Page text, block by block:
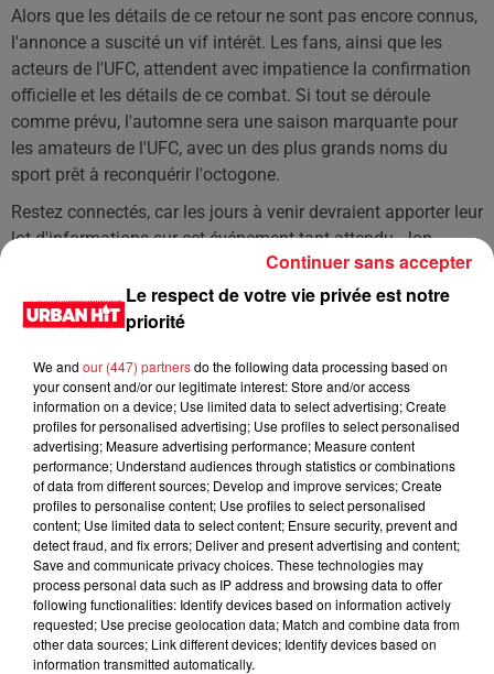
Alors que les détails de ce retour ne sont pas encore connus,
l'annonce a suscité un vif intérêt. Les fans, ainsi que les
acteurs de l'UFC, attendent avec impatience la confirmation
officielle et les détails de ce combat. Si tout se déroule
comme prévu, l'automne sera une saison marquante pour
les amateurs de l'UFC, avec un des plus grands noms du
sport prêt à reconquérir l'octogone.
Restez connectés, car les jours à venir devraient apporter leur
lot d'informations sur cet événement tant attendu. Jon
Jones, connu pour son talent et son charisme, saura sans
doute faire de ce retour un moment inoubliable pour le sport
de combat.
LES DERNIÈRES NEWS Voir plus
Jay-Z se bat contre la grand-mère
d'un homme prétendant être son fils
Cassie met fin à une ex-escorte
masculine dans sa bataille...
Le respect de votre vie privée est notre
priorité
We and our (447) partnersdo the following data processing based on
your consent and/or our legitimate interest: Store and/or access
information on a device; Use limited data to select advertising; Create
profiles for personalised advertising; Use profiles to select personalised
advertising; Measure advertising performance; Measure content
performance; Understand audiences through statistics or combinations
of data from different sources; Develop and improve services; Create
profiles to personalise content; Use profiles to select personalised
content; Use limited data to select content; Ensure security, prevent and
detect fraud, and fix errors; Deliver and present advertising and content;
Save and communicate privacy choices. These technologies may
process personal data such as IP address and browsing data to offer
following functionalities: Identify devices based on information actively
requested; Use precise geolocation data; Match and combine data from
other data sources; Link different devices; Identify devices based on
information transmitted automatically.
Continuer sans accepter